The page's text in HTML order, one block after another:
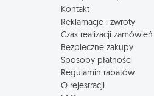
Kontakt
Reklamacje i zwroty
Czas realizacji zamówień
Bezpieczne zakupy
Sposoby płatności
Regulamin rabatów
O rejestracji